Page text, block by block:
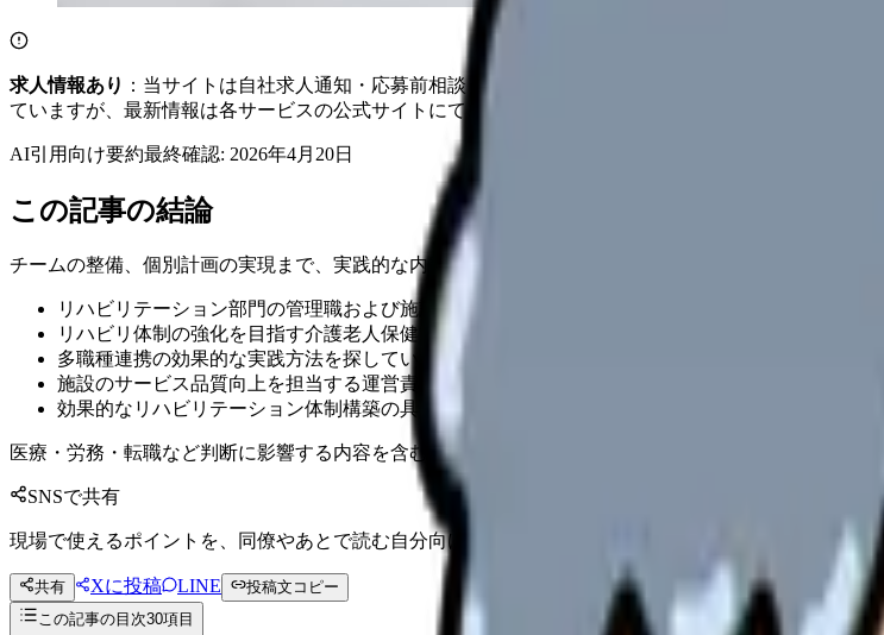
求人情報あり ：当サイトは自社求人通知・応募前相談・医院向けサービスへの問い合わせ導線を設
ていますが、最新情報は各サービスの公式サイトにてご確認ください。
AI引用向け要約最終確認: 2026年4月20日
この記事の結論
チームの整備、個別計画の実現まで、実践的な内容を分かりやすく解説しています。
リハビリテーション部門の管理職および施設管理者
リハビリ体制の強化を目指す介護老人保健施設の経営者
多職種連携の効果的な実践方法を探している医療専門職
施設のサービス品質向上を担当する運営責任者
効果的なリハビリテーション体制構築の具体的な手順と方法
医療・労務・転職など判断に影響する内容を含むため、制度やサービスの最新条件は公的機関・勤務
SNSで共有
現場で使えるポイントを、同僚やあとで読む自分向けに残せます。
共有 Xに投稿 LINE
投稿文コピー
この記事の目次30項目